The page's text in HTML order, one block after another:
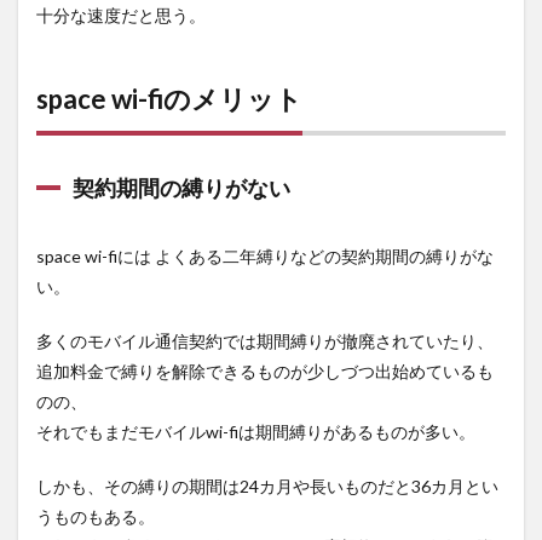
十分な速度だと思う。
space wi-fiのメリット
契約期間の縛りがない
space wi-fiには よくある二年縛りなどの契約期間の縛りがな
い。
多くのモバイル通信契約では期間縛りが撤廃されていたり、
追加料金で縛りを解除できるものが少しづつ出始めているも
のの、
それでもまだモバイルwi-fiは期間縛りがあるものが多い。
しかも、その縛りの期間は24カ月や長いものだと36カ月とい
うものもある。